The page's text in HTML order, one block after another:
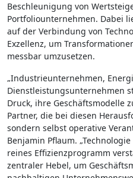
Beschleunigung von
Portfoliounternehmen. Dabei
auf der Verbindung von
Exzellenz, um
messbar umzusetzen.
„Industrieunternehmen,
Dienstleistungsunternehmen
Druck, ihre Geschäftsmodelle
Partner, die bei diesen
sondern selbst operative
Benjamin Pflaum.
reines Effizienzprogramm
zentraler Hebel, um